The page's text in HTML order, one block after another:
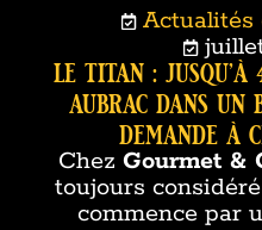
Actualités
le titan : jusqu’à
aubrac dans
demande à
Chez Gourmet &
toujours
commence par